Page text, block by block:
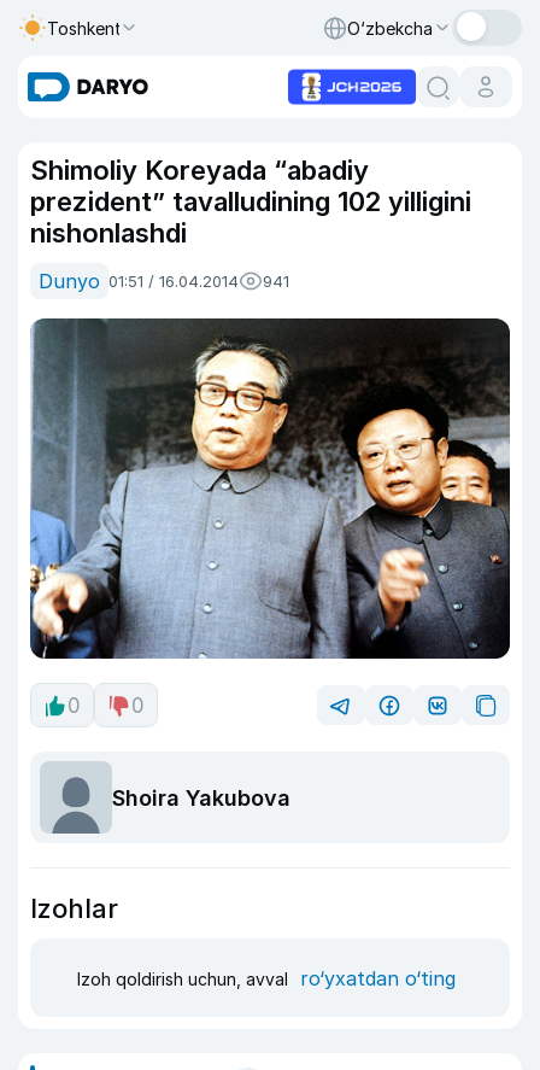
Toshkent O‘zbekcha
Shimoliy Koreyada “abadiy
prezident” tavalludining 102 yilligini
nishonlashdi
Dunyo 01:51 / 16.04.2014 941
0 0
Shoira Yakubova
Izohlar
Izoh qoldirish uchun, avval ro‘yxatdan o‘ting